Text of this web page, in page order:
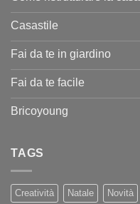
Casastile
Fai da te in giardino
Fai da te facile
Bricoyoung
TAGS
Creatività Natale Novità